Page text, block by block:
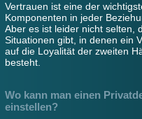
Vertrauen ist eine der
Komponenten in jeder
Aber es ist leider nicht selten,
Situationen gibt, in denen ein
auf die Loyalität der zweiten
besteht.
Wo kann man einen
einstellen?